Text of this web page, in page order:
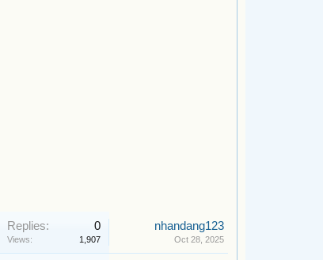
Replies: 0
Views: 1,907
nhandang123
Oct 28, 2025